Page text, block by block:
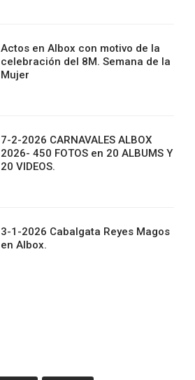
Actos en Albox con motivo de la
celebración del 8M. Semana de la
Mujer
7-2-2026 CARNAVALES ALBOX
2026- 450 FOTOS en 20 ALBUMS Y
20 VIDEOS.
3-1-2026 Cabalgata Reyes Magos
en Albox.